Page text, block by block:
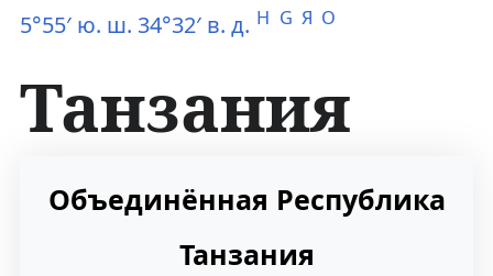
5°55′ ю. ш. 34°32′ в. д. H G Я O
Танзания
Объединённая Республика
Танзания